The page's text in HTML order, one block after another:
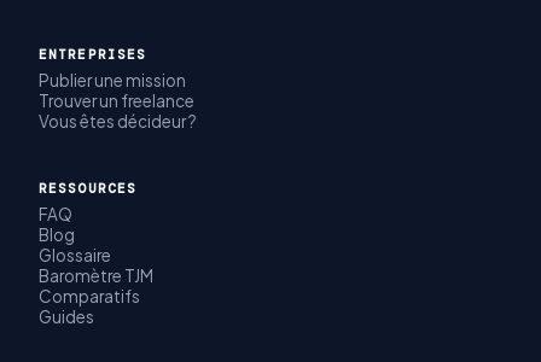
ENTREPRISES
Publier une mission
Trouver un freelance
Vous êtes décideur ?
RESSOURCES
FAQ
Blog
Glossaire
Baromètre TJM
Comparatifs
Guides